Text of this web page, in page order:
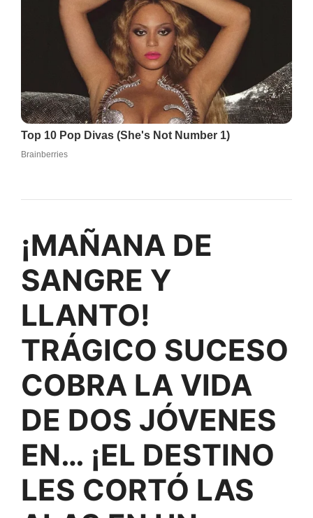
¡MAÑANA DE
SANGRE Y
LLANTO!
TRÁGICO SUCESO
COBRA LA VIDA
DE DOS JÓVENES
EN… ¡EL DESTINO
LES CORTÓ LAS